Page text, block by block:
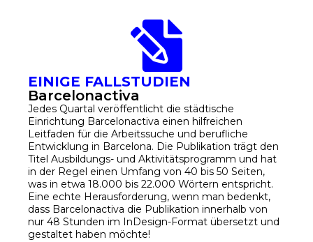
EINIGE FALLSTUDIEN
Barcelonactiva
Jedes Quartal veröffentlicht die städtische
Einrichtung Barcelonactiva einen hilfreichen
Leitfaden für die Arbeitssuche und berufliche
Entwicklung in Barcelona. Die Publikation trägt den
Titel Ausbildungs- und Aktivitätsprogramm und hat
in der Regel einen Umfang von 40 bis 50 Seiten,
was in etwa 18.000 bis 22.000 Wörtern entspricht.
Eine echte Herausforderung, wenn man bedenkt,
dass Barcelonactiva die Publikation innerhalb von
nur 48 Stunden im InDesign-Format übersetzt und
gestaltet haben möchte!